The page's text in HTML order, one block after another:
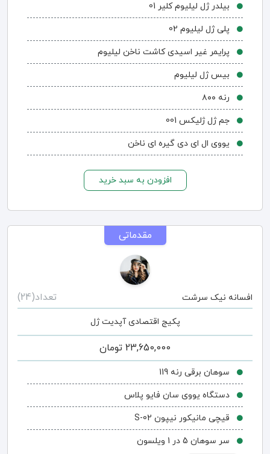
بیلدر ژل لیلیوم کلیر 01
پلی ژل لیلیوم 02
پرایمر غیر اسیدی کاشت ناخن لیلیوم
بیس ژل لیلیوم
رنه ۸۰۰
جم ژل ژلیکس 001
یووی ال ای دی گیره ای ناخن
افزودن به سبد خرید
مقدماتی
افسانه نیک سرشت تعداد(24)
پکیج اقتصادی آپدیت ژل
23,650,000 تومان
سوهان برقی رنه 119
دستگاه یووی سان فایو پلاس
قیچی مانیکور نیپون S-02
سر سوهان 5 در 1 ویلسون